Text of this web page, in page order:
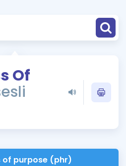
Of
of purpose (phr)